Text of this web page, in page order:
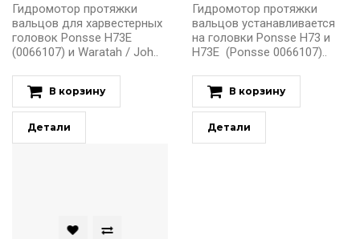
Гидромотор протяжки
вальцов для харвестерных
головок Ponsse Н73Е
(0066107) и Waratah / Joh..
В корзину
Детали
Гидромотор протяжки
вальцов устанавливается
на головки Ponsse H73 и
H73E (Ponsse 0066107)..
В корзину
Детали